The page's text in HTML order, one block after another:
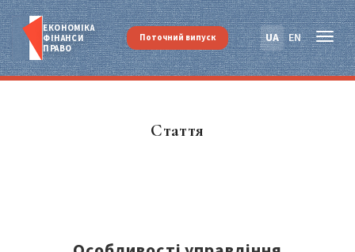
ЕКОНОМІКА
ФІНАНСИ
ПРАВО
UA EN
Поточний випуск
Стаття